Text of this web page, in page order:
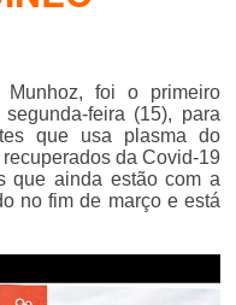
foi o primeiro
feira (15), para
que usa plasma do
da Covid-19
que ainda estão com a
no fim de março e está